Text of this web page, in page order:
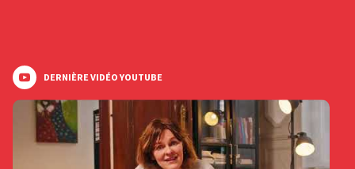
DERNIÈRE VIDÉO YOUTUBE